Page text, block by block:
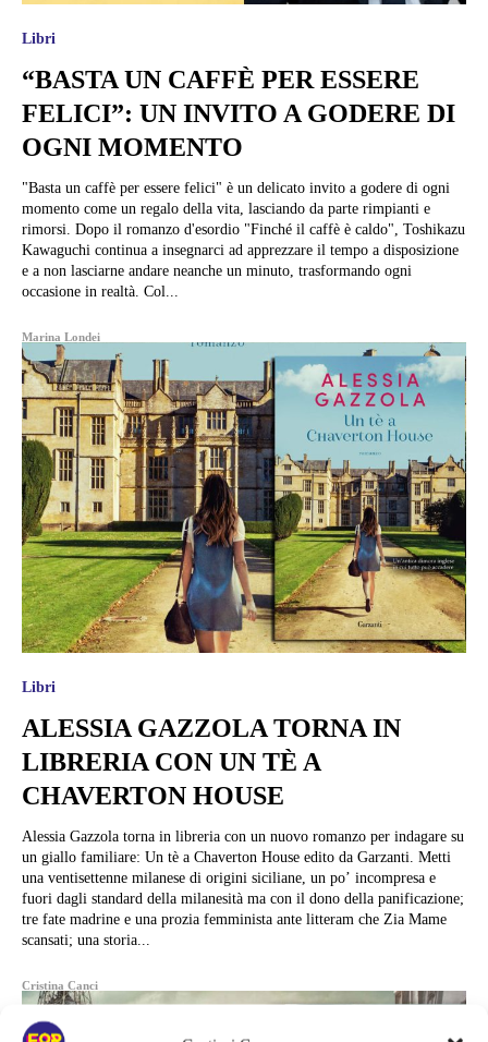
Libri
“BASTA UN CAFFÈ PER ESSERE
FELICI”: UN INVITO A GODERE DI
OGNI MOMENTO
"Basta un caffè per essere felici" è un delicato invito a godere di ogni
momento come un regalo della vita, lasciando da parte rimpianti e
rimorsi. Dopo il romanzo d'esordio "Finché il caffè è caldo", Toshikazu
Kawaguchi continua a insegnarci ad apprezzare il tempo a disposizione
e a non lasciarne andare neanche un minuto, trasformando ogni
occasione in realtà. Col...
Marina Londei
Libri
ALESSIA GAZZOLA TORNA IN
LIBRERIA CON UN TÈ A
CHAVERTON HOUSE
Alessia Gazzola torna in libreria con un nuovo romanzo per indagare su
un giallo familiare: Un tè a Chaverton House edito da Garzanti. Metti
una ventisettenne milanese di origini siciliane, un po’ incompresa e
fuori dagli standard della milanesità ma con il dono della panificazione;
tre fate madrine e una prozia femminista ante litteram che Zia Mame
scansati; una storia...
Cristina Canci